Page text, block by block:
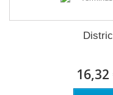
16,32